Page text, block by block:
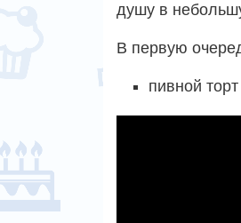
душу в
В первую
пивной